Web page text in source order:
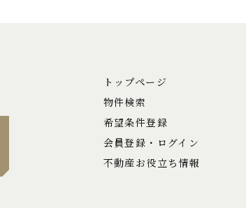
トップページ
物件検索
希望条件登録
会員登録・ログイン
不動産お役立ち情報